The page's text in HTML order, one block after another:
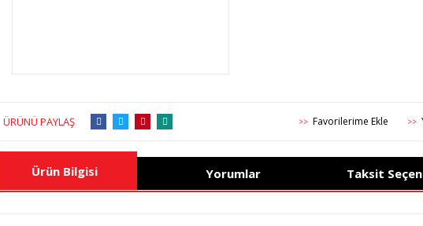
ÜRÜNÜ PAYLAŞ >> >>
Ürün Bilgisi Yorumlar Taksit